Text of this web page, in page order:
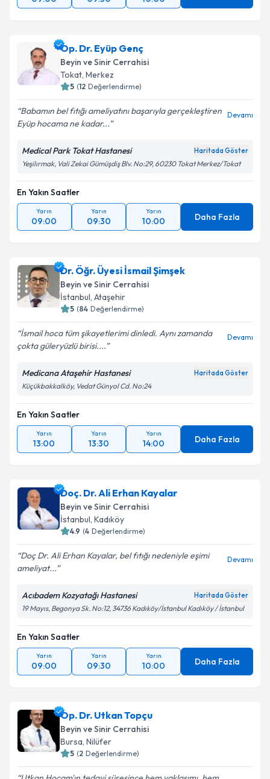
Op. Dr. Eyüp Genç
Beyin ve Sinir Cerrahisi
Tokat, Merkez
5 (12 Değerlendirme)
Babamın bel fıtığı ameliyatını başarıyla gerçekleştiren
Eyüp hocama ne kadar...
Devamı
Medical Park Tokat Hastanesi Haritada Göster
Yeşilırmak, Vali Zekai Gümüşdiş Blv. No:29, 60230 Tokat Merkez/Tokat
En Yakın Saatler
Yarın
09:00
Yarın
09:30
Yarın
10:00 Daha Fazla
Dr. Öğr. Üyesi İsmail Şimşek
Beyin ve Sinir Cerrahisi
İstanbul, Ataşehir
5 (84 Değerlendirme)
İsmail hoca tüm şikayetlerimi dinledi. Aynı zamanda
çokta güleryüzlü birisi....
Devamı
Medicana Ataşehir Hastanesi Haritada Göster
Küçükbakkalköy, Vedat Günyol Cd. No:24
En Yakın Saatler
Yarın
13:00
Yarın
13:30
Yarın
14:00 Daha Fazla
Doç. Dr. Ali Erhan Kayalar
Beyin ve Sinir Cerrahisi
İstanbul, Kadıköy
4.9 (4 Değerlendirme)
Doç Dr. Ali Erhan Kayalar, bel fıtığı nedeniyle eşimi
ameliyat...
Devamı
Acıbadem Kozyatağı Hastanesi Haritada Göster
19 Mayıs, Begonya Sk. No:12, 34736 Kadıköy/İstanbul Kadıköy / İstanbul
En Yakın Saatler
Yarın
09:00
Yarın
09:30
Yarın
10:00 Daha Fazla
Op. Dr. Utkan Topçu
Beyin ve Sinir Cerrahisi
Bursa, Nilüfer
5 (2 Değerlendirme)